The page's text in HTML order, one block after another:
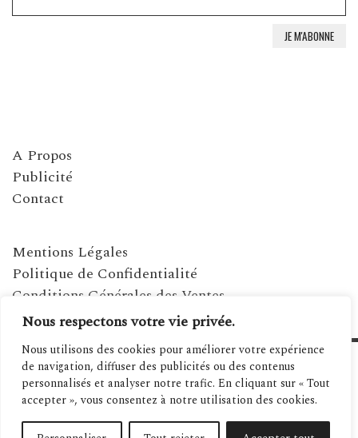
Nous respectons votre vie privée.
Nous utilisons des cookies pour améliorer votre expérience
de navigation, diffuser des publicités ou des contenus
personnalisés et analyser notre trafic. En cliquant sur « Tout
accepter », vous consentez à notre utilisation des cookies.
A Propos
Publicité
Contact
Mentions Légales
Politique de Confidentialité
Conditions Générales des Ventes
©2021 MAGAZINE MÉDITERRANÉENNES - SITE RÉALISÉ PAR SPANIWEB